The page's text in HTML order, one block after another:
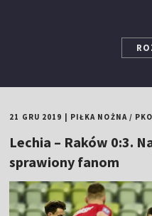
21 GRU 2019 PIŁKA NOŻNA/
Lechia – Raków 0:3.
sprawiony fanom